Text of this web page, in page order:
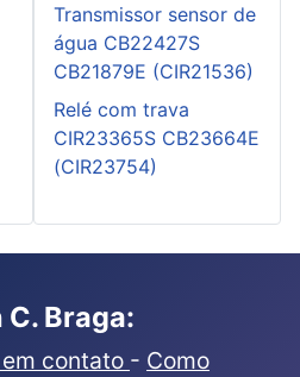
Transmissor sensor de
água CB22427S
CB21879E (CIR21536)
Relé com trava
CIR23365S CB23664E
(CIR23754)
Braga:
contato - Como